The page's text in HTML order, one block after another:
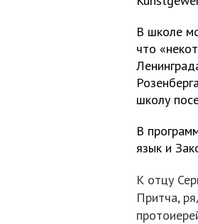
В школе
что
школу
В
язык и
К отцу
Притча,